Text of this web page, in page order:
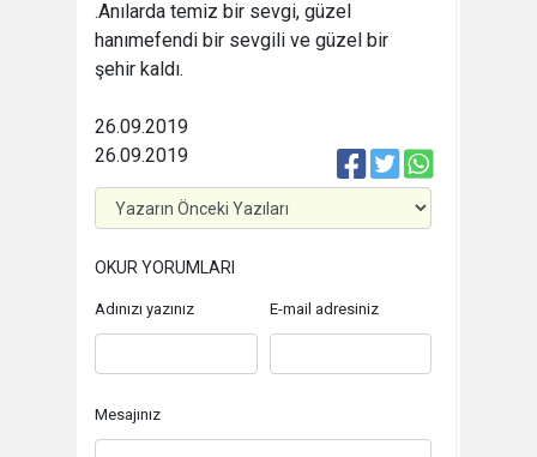
.Anılarda temiz bir sevgi, güzel
hanımefendi bir sevgili ve güzel bir
şehir kaldı.
26.09.2019
26.09.2019
OKUR YORUMLARI
Adınızı yazınız E-mail adresiniz
Mesajınız